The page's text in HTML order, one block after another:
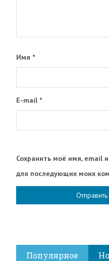
Имя *
E-mail *
Сохранить моё имя, email
для последующих моих
Популярное